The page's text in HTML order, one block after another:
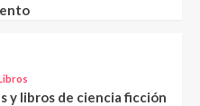
y libros de ciencia ficción